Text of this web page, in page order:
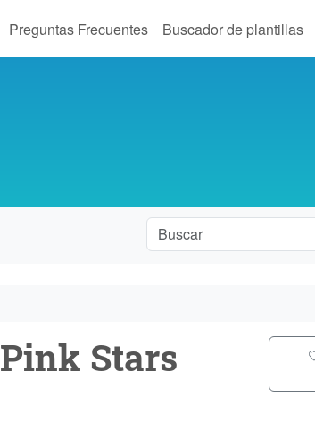
Preguntas Frecuentes Buscador de plantillas
Pink Stars